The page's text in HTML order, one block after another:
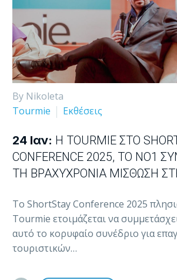
By Nikoleta
Tourmie
Εκθέσεις
24 Ιαν: Η TOURMIE ΣΤΟ
CONFERENCE 2025, ΤΟ ΝΟ1
ΤΗ ΒΡΑΧΥΧΡΌΝΙΑ ΜΊΣΘΩΣΗ
Το ShortStay Conference 2025
Tourmie ετοιμάζεται να
αυτό το κορυφαίο συνέδριο για
τουριστικών…